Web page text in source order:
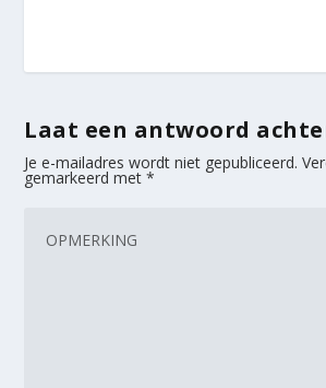
Laat een antwoord
Je e-mailadres wordt niet gepubliceerd.
gemarkeerd met*